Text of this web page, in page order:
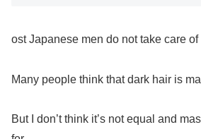
ost Japanese men do not take care
Many people think that dark hair is
But I don’t think it’s not equal and